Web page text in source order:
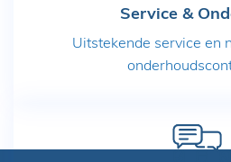
Service &
Uitstekende service en